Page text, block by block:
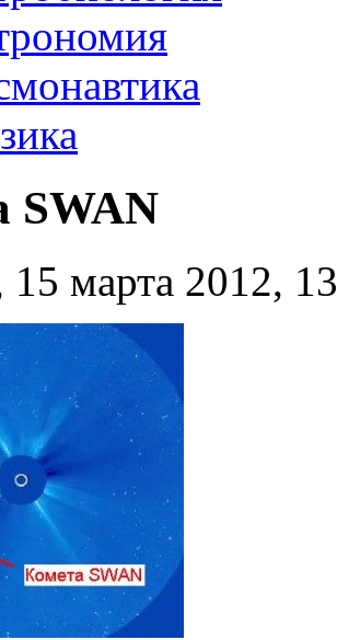
SWAN
15 марта 2012,